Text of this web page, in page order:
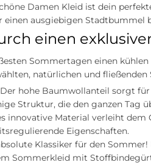
Damen Kleid ist dein
einen ausgiebigen Stadtbummel
einen
Sommertagen einen
natürlichen und
Der hohe Baumwollanteil sorgt
Struktur, die den ganzen Tag
innovative Material verleiht dem
Eigenschaften.
Klassiker für den
Sommerkleid mit